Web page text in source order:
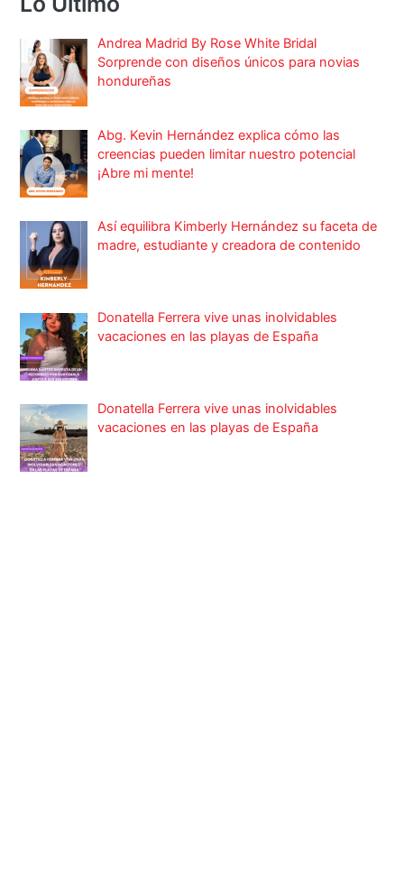
Andrea Madrid By Rose White Bridal
Sorprende con diseños únicos para novias
hondureñas
Abg. Kevin Hernández explica cómo las
creencias pueden limitar nuestro potencial
¡Abre mi mente!
Así equilibra Kimberly Hernández su faceta de
madre, estudiante y creadora de contenido
Donatella Ferrera vive unas inolvidables
vacaciones en las playas de España
Donatella Ferrera vive unas inolvidables
vacaciones en las playas de España